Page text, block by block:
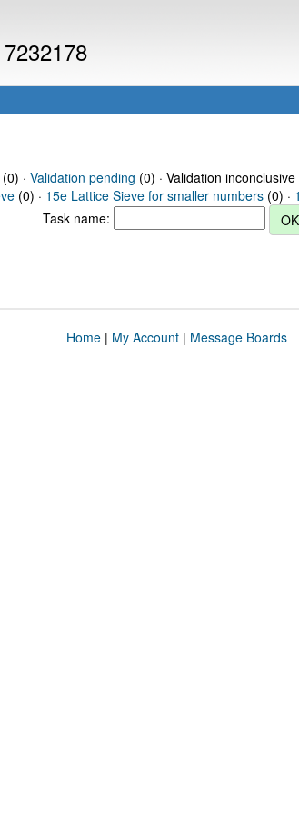
· Validation pending (0) · Validation inconclusive
(0) · 15e Lattice Sieve for smaller numbers (0) ·
Task name:
Home| My Account| Message Boards